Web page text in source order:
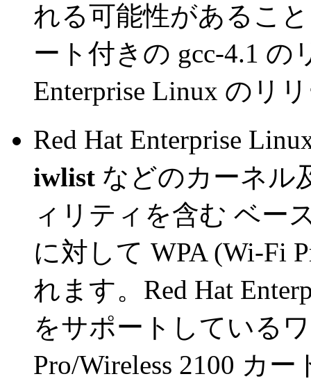
れる可能性があるこ
ート付きの gcc-4.1 の
Enterprise Linux のリ
Red Hat Enterprise
iwlist などのカーネル
ィリティを含む ベー
に対して WPA (Wi-Fi
れます。Red Hat
をサポートしている
Pro/Wireless 2100 カ